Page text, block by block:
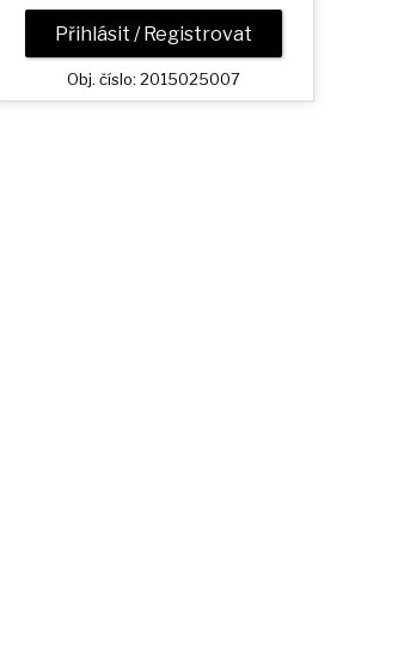
Přihlásit / Registrovat
Obj. číslo: 2015025007